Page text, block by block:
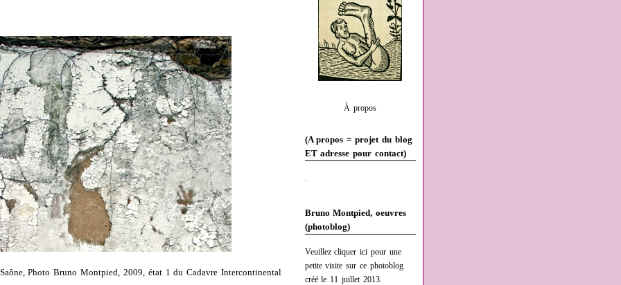
À propos
(A propos = projet du blog
ET adresse pour contact)
.
Bruno Montpied, oeuvres
(photoblog)
Veuillez cliquer ici pour une
petite visite sur ce photoblog
créé le 11 juillet 2013.
Photo Bruno Montpied, 2009, état 1 du Cadavre Intercontinental